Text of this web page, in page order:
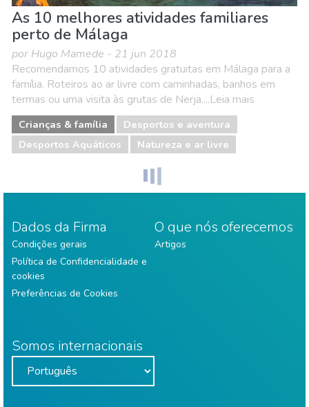
As 10 melhores atividades familiares
perto de Málaga
por Hugo Mamede - 21 jun 2018
Recomendamos 10 atividades gratuitas em Málaga para a
família. Roteiros ao ar livre com caminhadas, banhos em
termas ou uma visita às grutas de Nerja....Leia mais
Crianças & família
Desportos e aventura
Desportos Aquáticos
Natureza e ar livre
Dados da Firma
Condições gerais
Política de Confidencialidade e
cookies
Preferências de Cookies
O que nós oferecemos
Artigos
Somos internacionais